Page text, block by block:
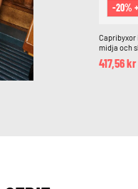
-20%
Capribyxor
midja och
417,56 kr